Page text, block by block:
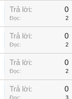
Trả lời: 0
Đọc: 2
Trả lời: 0
Đọc: 2
Trả lời: 0
Đọc: 2
Trả lời: 0
Đọc: 3